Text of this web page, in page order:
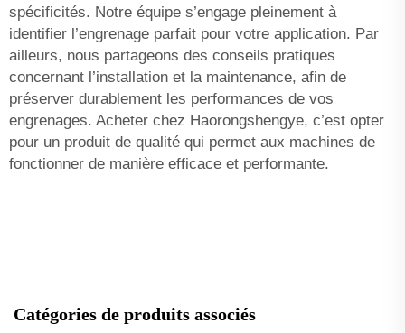
spécificités. Notre équipe s’engage pleinement à
identifier l’engrenage parfait pour votre application. Par
ailleurs, nous partageons des conseils pratiques
concernant l’installation et la maintenance, afin de
préserver durablement les performances de vos
engrenages. Acheter chez Haorongshengye, c’est opter
pour un produit de qualité qui permet aux machines de
fonctionner de manière efficace et performante.
Catégories de produits associés